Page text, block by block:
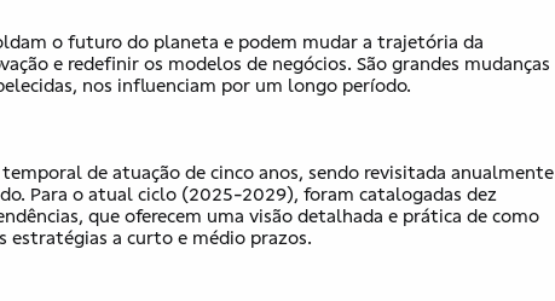
o futuro do planeta e podem mudar a trajetória da
e redefinir os modelos de negócios. São grandes mudanças
nos influenciam por um longo período.
de atuação de cinco anos, sendo revisitada anualmente
Para o atual ciclo (2025-2029), foram catalogadas dez
que oferecem uma visão detalhada e prática de como
estratégias a curto e médio prazos.